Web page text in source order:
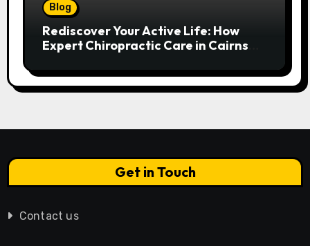
Blog
Rediscover Your Active Life: How
Expert Chiropractic Care in Cairns
Get in Touch
Contact us